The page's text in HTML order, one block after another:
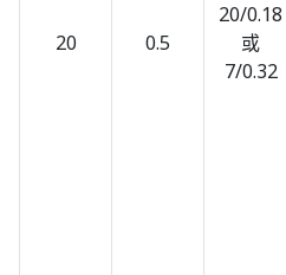
20 0.5
20/0.18
或
7/0.32